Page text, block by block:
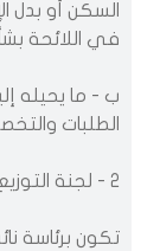
السكن أو بدل
في اللائحة
ب - ما يحيله
الطلبات
2 - لجنة التوزيع والتوثيق:
تكون برئاسة